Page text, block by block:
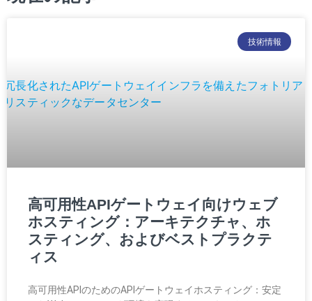
技術情報
高可用性APIゲートウェイ向けウェブ
ホスティング：アーキテクチャ、ホ
スティング、およびベストプラクテ
ィス
高可用性APIのためのAPIゲートウェイホスティング：安定